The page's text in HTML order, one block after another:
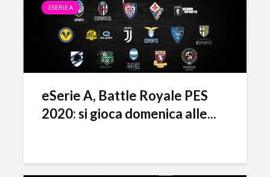
ESERIE A
eSerie A, Battle Royale PES
2020: si gioca domenica alle...